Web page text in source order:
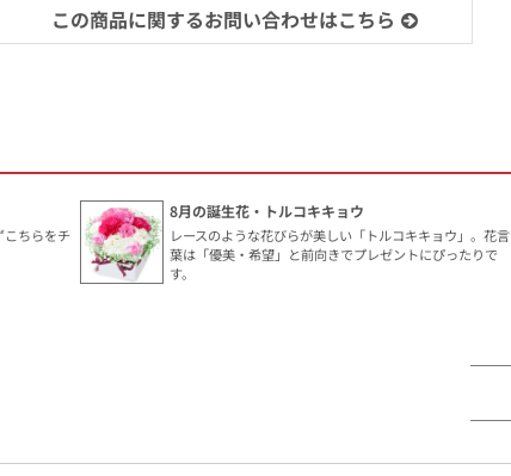
この商品に関するお問い合わせはこちら
こちらをチ
8月の誕生花・トルコキキョウ
レースのような花びらが美しい「トルコキキョウ」。花言
葉は「優美・希望」と前向きでプレゼントにぴったりで
す。